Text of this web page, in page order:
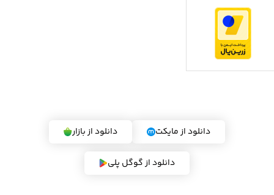
دانلود از مایکت دانلود از بازار
دانلود از گوگل پلی